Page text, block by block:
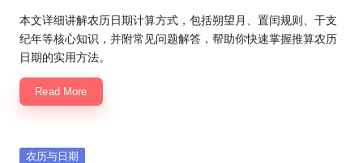
by
本文详细讲解农历日期计算方式，包括朔望月、置闰规则、干支
纪年等核心知识，并附常见问题解答，帮助你快速掌握推算农历
日期的实用方法。
Read More
Posted
农历与日期